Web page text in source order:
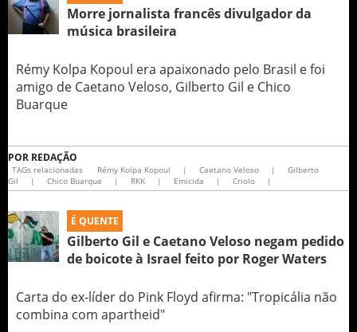
Morre jornalista francês divulgador da
música brasileira
Rémy Kolpa Kopoul era apaixonado pelo Brasil e foi
amigo de Caetano Veloso, Gilberto Gil e Chico
Buarque
POR REDAÇÃO
TAGs relacionadas Rémy Kolpa Kopoul | Caetano Veloso |
Gilberto
Gil
| Chico Buarque | RKK | Emicida | Criolo |
É QUENTE
Gilberto Gil e Caetano Veloso negam pedido
de boicote à Israel feito por Roger Waters
Carta do ex-líder do Pink Floyd afirma: "Tropicália não
combina com apartheid"